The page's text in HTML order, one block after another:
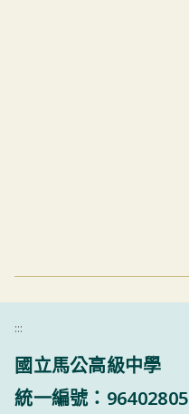
:::
國立馬公高級中學
統一編號：96402805